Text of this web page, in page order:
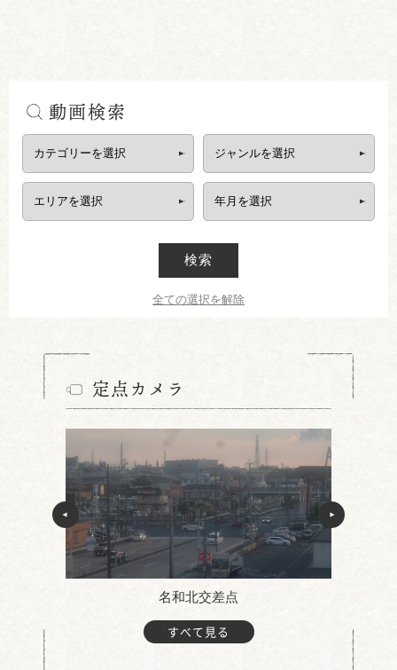
動画検索
検索
全ての選択を解除
定点カメラ
名和北交差点
すべて見る